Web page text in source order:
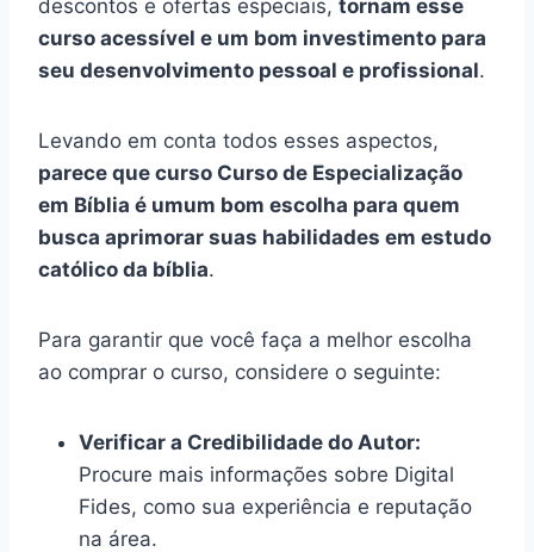
descontos e ofertas especiais, tornam esse
curso acessível e um bom investimento para
seu desenvolvimento pessoal e profissional.
Levando em conta todos esses aspectos,
parece que curso Curso de Especialização
em Bíblia é umum bom escolha para quem
busca aprimorar suas habilidades em estudo
católico da bíblia.
Para garantir que você faça a melhor escolha
ao comprar o curso, considere o seguinte:
Verificar a Credibilidade do Autor:
Procure mais informações sobre Digital
Fides, como sua experiência e reputação
na área.